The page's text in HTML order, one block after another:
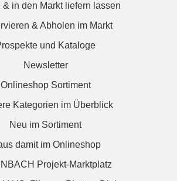
& in den Markt liefern lassen
& Abholen im Markt
und Kataloge
Newsletter
Onlineshop Sortiment
Kategorien im Überblick
Neu im Sortiment
damit im Onlineshop
Projekt-Marktplatz